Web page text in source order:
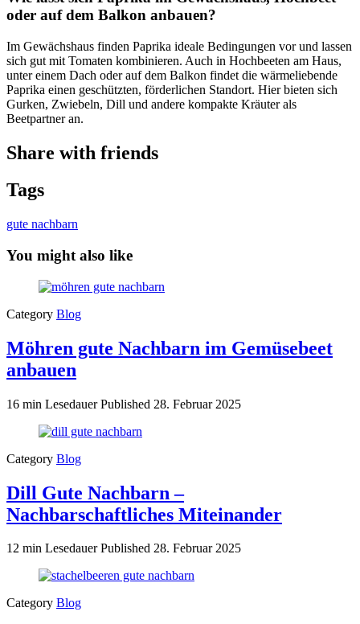
oder auf dem Balkon anbauen?
Im Gewächshaus finden Paprika ideale Bedingungen vor und lassen
sich gut mit Tomaten kombinieren. Auch in Hochbeeten am Haus,
unter einem Dach oder auf dem Balkon findet die wärmeliebende
Paprika einen geschützten, förderlichen Standort. Hier bieten sich
Gurken, Zwiebeln, Dill und andere kompakte Kräuter als
Beetpartner an.
Share with friends
Tags
gute nachbarn
You might also like
Category Blog
Möhren gute Nachbarn im Gemüsebeet
anbauen
16 min LesedauerPublished 28. Februar 2025
Category Blog
Dill Gute Nachbarn –
Nachbarschaftliches Miteinander
12 min LesedauerPublished 28. Februar 2025
Category Blog